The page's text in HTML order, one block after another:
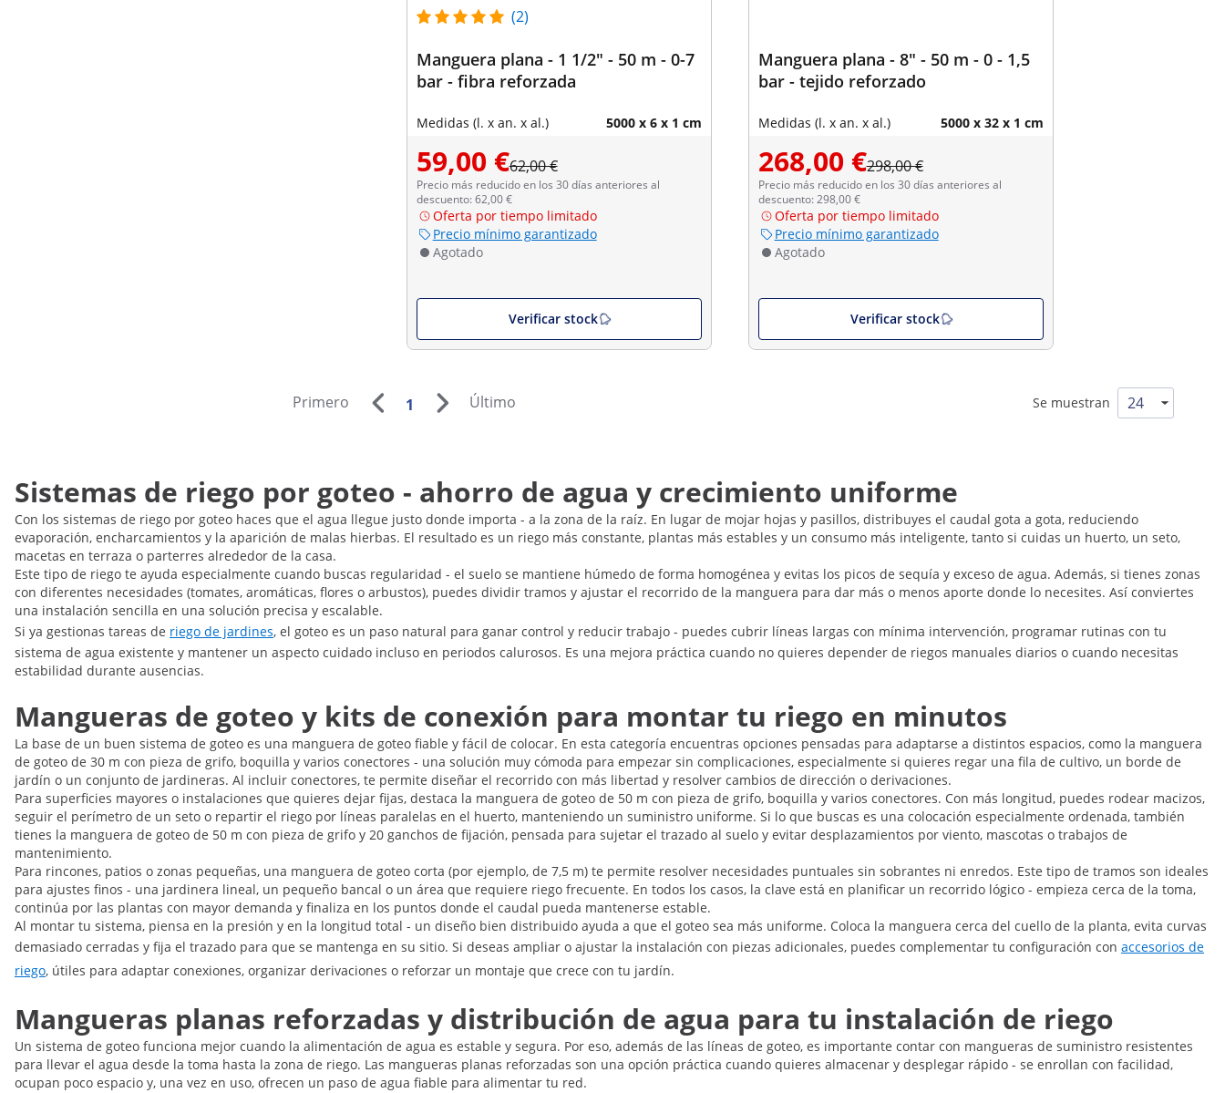
(2)
Manguera plana - 1 1/2" - 50 m - 0-7
bar - fibra reforzada
Medidas (l. x an. x al.) 5000 x 6 x 1 cm
59,00 €62,00 €
Precio más reducido en los 30 días anteriores al
descuento: 62,00 €
Oferta por tiempo limitado
Precio mínimo garantizado
Agotado
Verificar stock
Manguera plana - 8" - 50 m - 0 - 1,5
bar - tejido reforzado
Medidas (l. x an. x al.) 5000 x 32 x 1 cm
268,00 €298,00 €
Precio más reducido en los 30 días anteriores al
descuento: 298,00 €
Oferta por tiempo limitado
Precio mínimo garantizado
Agotado
Verificar stock
Primero 1 Último Se muestran
Sistemas de riego por goteo - ahorro de agua y crecimiento uniforme
Con los sistemas de riego por goteo haces que el agua llegue justo donde importa - a la zona de la raíz. En lugar de mojar hojas y pasillos, distribuyes el caudal gota a gota, reduciendo
evaporación, encharcamientos y la aparición de malas hierbas. El resultado es un riego más constante, plantas más estables y un consumo más inteligente, tanto si cuidas un huerto, un seto,
macetas en terraza o parterres alrededor de la casa.
Este tipo de riego te ayuda especialmente cuando buscas regularidad - el suelo se mantiene húmedo de forma homogénea y evitas los picos de sequía y exceso de agua. Además, si tienes zonas
con diferentes necesidades (tomates, aromáticas, flores o arbustos), puedes dividir tramos y ajustar el recorrido de la manguera para dar más o menos aporte donde lo necesites. Así conviertes
una instalación sencilla en una solución precisa y escalable.
Si ya gestionas tareas de riego de jardines, el goteo es un paso natural para ganar control y reducir trabajo - puedes cubrir líneas largas con mínima intervención, programar rutinas con tu
sistema de agua existente y mantener un aspecto cuidado incluso en periodos calurosos. Es una mejora práctica cuando no quieres depender de riegos manuales diarios o cuando necesitas
estabilidad durante ausencias.
Mangueras de goteo y kits de conexión para montar tu riego en minutos
La base de un buen sistema de goteo es una manguera de goteo fiable y fácil de colocar. En esta categoría encuentras opciones pensadas para adaptarse a distintos espacios, como la manguera
de goteo de 30 m con pieza de grifo, boquilla y varios conectores - una solución muy cómoda para empezar sin complicaciones, especialmente si quieres regar una fila de cultivo, un borde de
jardín o un conjunto de jardineras. Al incluir conectores, te permite diseñar el recorrido con más libertad y resolver cambios de dirección o derivaciones.
Para superficies mayores o instalaciones que quieres dejar fijas, destaca la manguera de goteo de 50 m con pieza de grifo, boquilla y varios conectores. Con más longitud, puedes rodear macizos,
seguir el perímetro de un seto o repartir el riego por líneas paralelas en el huerto, manteniendo un suministro uniforme. Si lo que buscas es una colocación especialmente ordenada, también
tienes la manguera de goteo de 50 m con pieza de grifo y 20 ganchos de fijación, pensada para sujetar el trazado al suelo y evitar desplazamientos por viento, mascotas o trabajos de
mantenimiento.
Para rincones, patios o zonas pequeñas, una manguera de goteo corta (por ejemplo, de 7,5 m) te permite resolver necesidades puntuales sin sobrantes ni enredos. Este tipo de tramos son ideales
para ajustes finos - una jardinera lineal, un pequeño bancal o un área que requiere riego frecuente. En todos los casos, la clave está en planificar un recorrido lógico - empieza cerca de la toma,
continúa por las plantas con mayor demanda y finaliza en los puntos donde el caudal pueda mantenerse estable.
Al montar tu sistema, piensa en la presión y en la longitud total - un diseño bien distribuido ayuda a que el goteo sea más uniforme. Coloca la manguera cerca del cuello de la planta, evita curvas
demasiado cerradas y fija el trazado para que se mantenga en su sitio. Si deseas ampliar o ajustar la instalación con piezas adicionales, puedes complementar tu configuración con accesorios de
riego, útiles para adaptar conexiones, organizar derivaciones o reforzar un montaje que crece con tu jardín.
Mangueras planas reforzadas y distribución de agua para tu instalación de riego
Un sistema de goteo funciona mejor cuando la alimentación de agua es estable y segura. Por eso, además de las líneas de goteo, es importante contar con mangueras de suministro resistentes
para llevar el agua desde la toma hasta la zona de riego. Las mangueras planas reforzadas son una opción práctica cuando quieres almacenar y desplegar rápido - se enrollan con facilidad,
ocupan poco espacio y, una vez en uso, ofrecen un paso de agua fiable para alimentar tu red.